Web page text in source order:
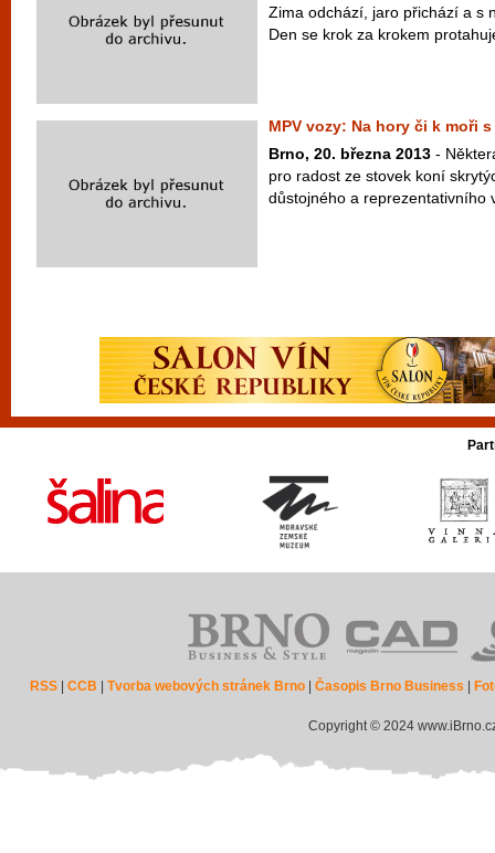
Zima odchází, jaro přichází a s
Den se krok za krokem
MPV vozy: Na hory či k moři
Brno, 20. března 2013 -
pro radost ze stovek koní
důstojného a reprezentativního
RSS |CCB |Tvorba webových stránek Brno |Časopis Brno Business
Copyright © 2024